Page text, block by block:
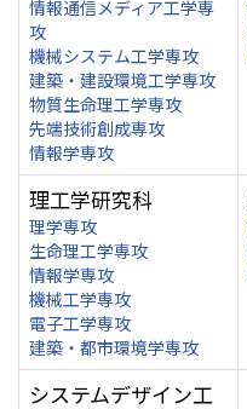
情報通信メディア工学専
攻
機械システム工学専攻
建築・建設環境工学専攻
物質生命理工学専攻
先端技術創成専攻
情報学専攻
理工学研究科
理学専攻
生命理工学専攻
情報学専攻
機械工学専攻
電子工学専攻
建築・都市環境学専攻
システムデザイン工